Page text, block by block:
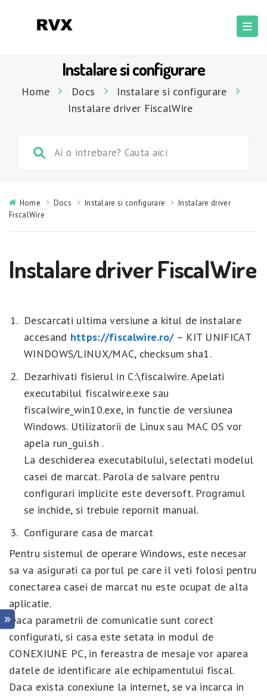
Instalare si configurare
Home Docs
Instalare si configurare
Instalare driver FiscalWire
Home Docs Instalare si configurare
Instalare driver
FiscalWire
Instalare driver FiscalWire
Descarcati ultima versiune a kitul de instalare
accesand https://fiscalwire.ro/– KIT UNIFICAT
WINDOWS/LINUX/MAC, checksum sha1.
Dezarhivati fisierul in C:\fiscalwire. Apelati
executabilul fiscalwire.exe sau
fiscalwire_win10.exe, in functie de versiunea
Windows. Utilizatorii de Linux sau MAC OS vor
apela run_gui.sh .
La deschiderea executabilului, selectati modelul
casei de marcat. Parola de salvare pentru
configurari implicite este deversoft. Programul
se inchide, si trebuie repornit manual.
Configurare casa de marcat
Pentru sistemul de operare Windows, este necesar
sa va asigurati ca portul pe care il veti folosi pentru
conectarea casei de marcat nu este ocupat de alta
aplicatie.
Daca parametrii de comunicatie sunt corect
configurati, si casa este setata in modul de
CONEXIUNE PC, in fereastra de mesaje vor aparea
datele de identificare ale echipamentului fiscal.
Daca exista conexiune la internet, se va incarca in